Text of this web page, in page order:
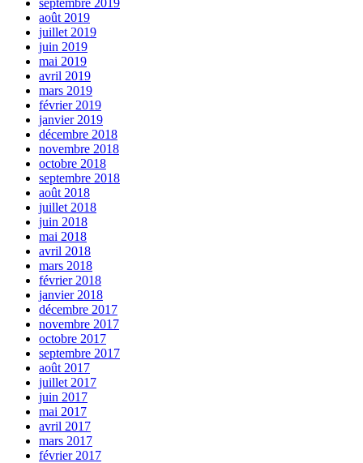
août 2019
juillet 2019
juin 2019
mai 2019
avril 2019
mars 2019
février 2019
janvier 2019
décembre 2018
novembre 2018
octobre 2018
septembre 2018
août 2018
juillet 2018
juin 2018
mai 2018
avril 2018
mars 2018
février 2018
janvier 2018
décembre 2017
novembre 2017
octobre 2017
septembre 2017
août 2017
juillet 2017
juin 2017
mai 2017
avril 2017
mars 2017
février 2017